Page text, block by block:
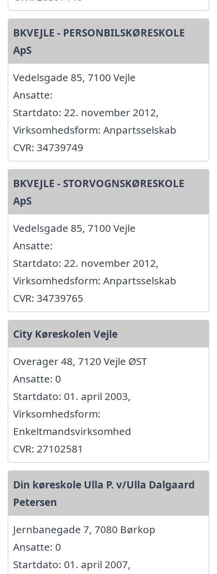
BKVEJLE - PERSONBILSKØRESKOLE
ApS
Vedelsgade 85, 7100 Vejle
Ansatte:
Startdato: 22. november 2012,
Virksomhedsform: Anpartsselskab
CVR: 34739749
BKVEJLE - STORVOGNSKØRESKOLE
ApS
Vedelsgade 85, 7100 Vejle
Ansatte:
Startdato: 22. november 2012,
Virksomhedsform: Anpartsselskab
CVR: 34739765
City Køreskolen Vejle
Overager 48, 7120 Vejle ØST
Ansatte: 0
Startdato: 01. april 2003,
Virksomhedsform:
Enkeltmandsvirksomhed
CVR: 27102581
Din køreskole Ulla P. v/Ulla Dalgaard
Petersen
Jernbanegade 7, 7080 Børkop
Ansatte: 0
Startdato: 01. april 2007,